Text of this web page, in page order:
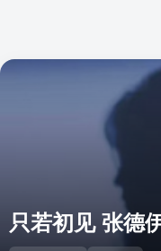
只若初见 张德